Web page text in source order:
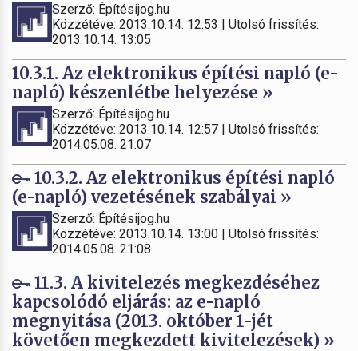
Szerző: Építésijog.hu
Közzétéve: 2013.10.14. 12:53 | Utolsó frissítés:
2013.10.14. 13:05
10.3.1. Az elektronikus építési napló (e-
napló) készenlétbe helyezése »
Szerző: Építésijog.hu
Közzétéve: 2013.10.14. 12:57 | Utolsó frissítés:
2014.05.08. 21:07
10.3.2. Az elektronikus építési napló
(e-napló) vezetésének szabályai »
Szerző: Építésijog.hu
Közzétéve: 2013.10.14. 13:00 | Utolsó frissítés:
2014.05.08. 21:08
11.3. A kivitelezés megkezdéséhez
kapcsolódó eljárás: az e-napló
megnyitása (2013. október 1-jét
követően megkezdett kivitelezések) »